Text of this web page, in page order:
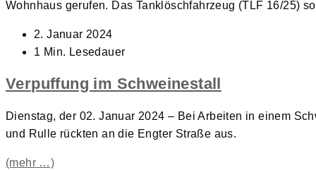
Wohnhaus gerufen. Das Tanklöschfahrzeug (TLF 16/25)
Beitrag
veröffentlicht:
2. Januar 2024
Lesedauer:
1 Min. Lesedauer
Verpuffung im Schweinestall
Dienstag, der 02. Januar 2024 – Bei Arbeiten in einem
und Rulle rückten an die Engter Straße aus.
(mehr …)